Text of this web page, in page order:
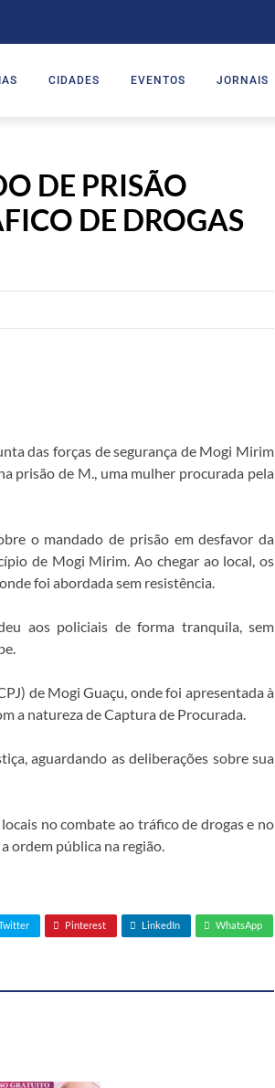
CIDADES EVENTOS JORNAIS
DE PRISÃO
DE DROGAS
das forças de segurança de Mogi Mirim
prisão de M., uma mulher procurada pela
o mandado de prisão em desfavor da
de Mogi Mirim. Ao chegar ao local, os
foi abordada sem resistência.
aos policiais de forma tranquila, sem
de Mogi Guaçu, onde foi apresentada à
a natureza de Captura de Procurada.
aguardando as deliberações sobre sua
no combate ao tráfico de drogas e no
ordem pública na região.
Pinterest LinkedIn WhatsApp